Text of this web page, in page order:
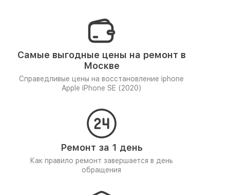
Самые выгодные цены на ремонт в
Москве
Справедливые цены на восстановление iphone
Apple iPhone SE (2020)
Ремонт за 1 день
Как правило ремонт завершается в день
обращения